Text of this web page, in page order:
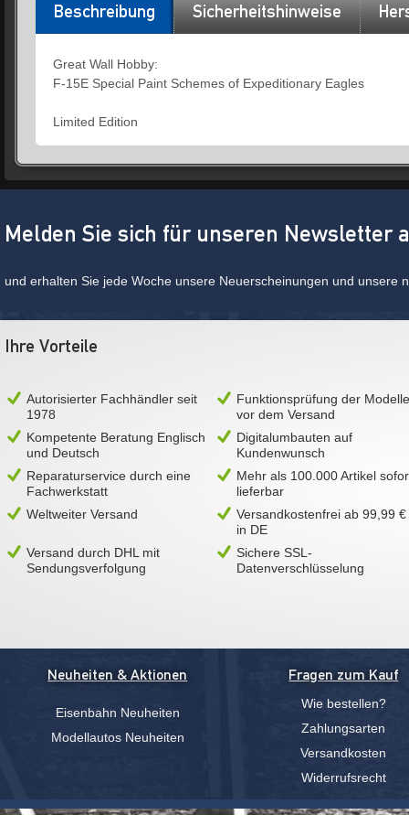
Beschreibung Sicherheitshinweise
Great Wall Hobby:
F-15E Special Paint Schemes of Expeditionary Eagles
Limited Edition
Melden Sie sich für unseren Newsletter
und erhalten Sie jede Woche unsere Neuerscheinungen und unsere
Ihre Vorteile
Autorisierter Fachhändler seit
1978
Funktionsprüfung der Modelle
vor dem Versand
Kompetente Beratung Englisch
und Deutsch
Digitalumbauten auf
Kundenwunsch
Reparaturservice durch eine
Fachwerkstatt
Mehr als 100.000 Artikel
lieferbar
Weltweiter Versand
Versandkostenfrei ab 99,99 €
in DE
Versand durch DHL mit
Sendungsverfolgung
Sichere SSL-
Datenverschlüsselung
Neuheiten & Aktionen
Eisenbahn Neuheiten
Modellautos Neuheiten
Fragen zum Kauf
Wie bestellen?
Zahlungsarten
Versandkosten
Widerrufsrecht